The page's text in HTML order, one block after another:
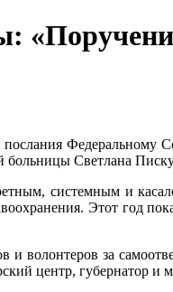
больницы Светлана
системным и
Этот год
волонтеров за
центр, губернатор